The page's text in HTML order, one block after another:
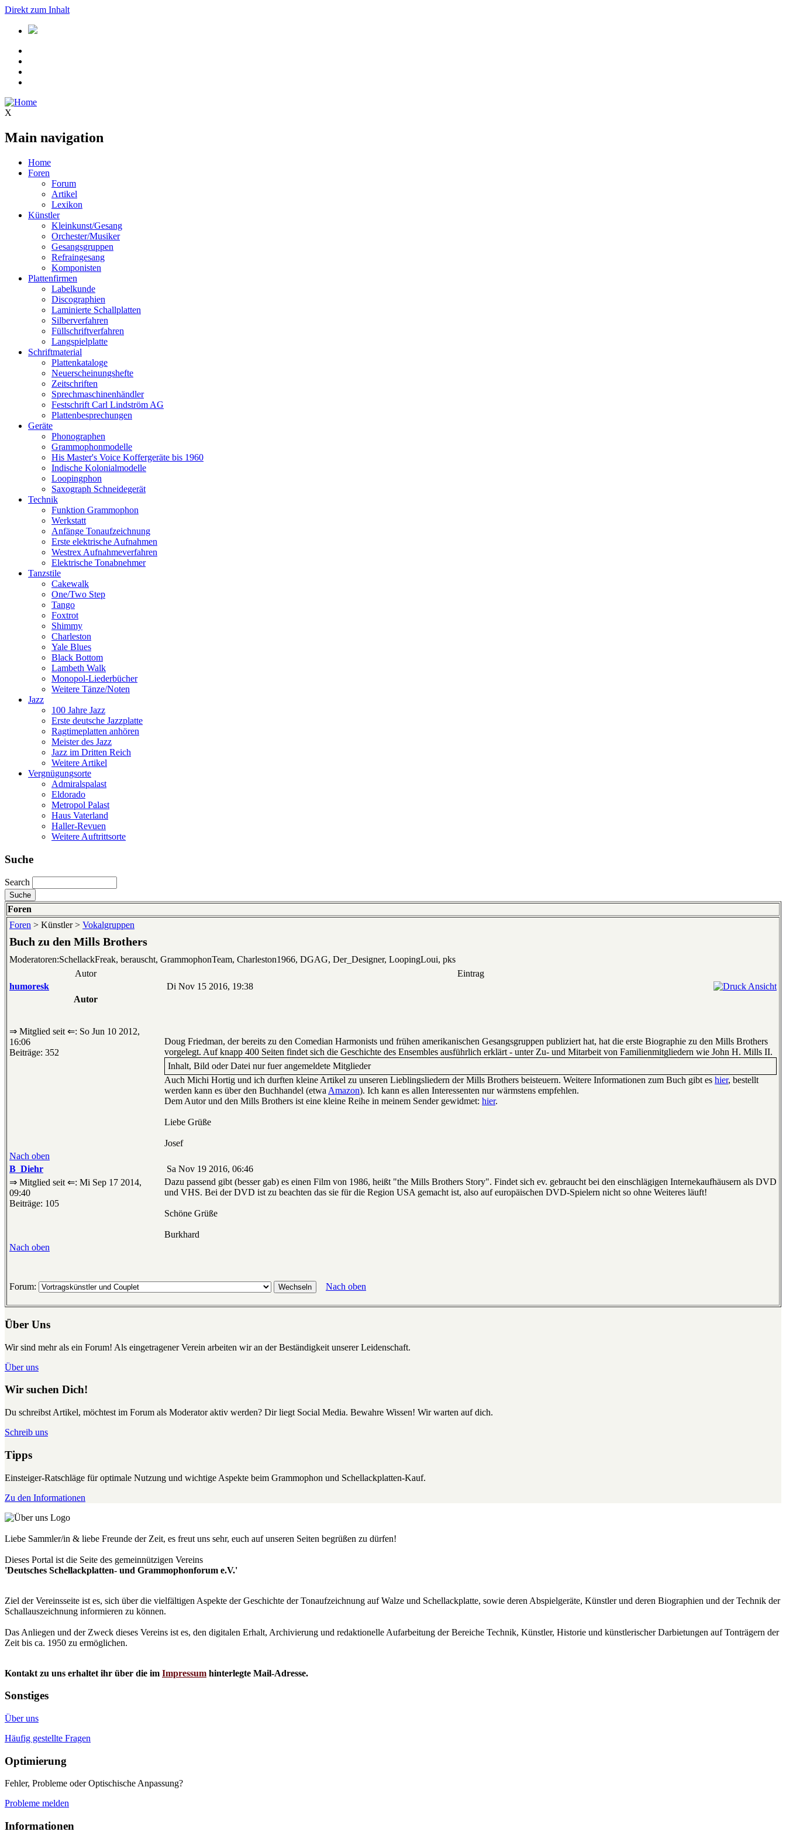
Direkt zum Inhalt
X
Main navigation
Home
Foren
Forum
Artikel
Lexikon
Künstler
Kleinkunst/Gesang
Orchester/Musiker
Gesangsgruppen
Refraingesang
Komponisten
Plattenfirmen
Labelkunde
Discographien
Laminierte Schallplatten
Silberverfahren
Füllschriftverfahren
Langspielplatte
Schriftmaterial
Plattenkataloge
Neuerscheinungshefte
Zeitschriften
Sprechmaschinenhändler
Festschrift Carl Lindström AG
Plattenbesprechungen
Geräte
Phonographen
Grammophonmodelle
His Master's Voice Koffergeräte bis 1960
Indische Kolonialmodelle
Loopingphon
Saxograph Schneidegerät
Technik
Funktion Grammophon
Werkstatt
Anfänge Tonaufzeichnung
Erste elektrische Aufnahmen
Westrex Aufnahmeverfahren
Elektrische Tonabnehmer
Tanzstile
Cakewalk
One/Two Step
Tango
Foxtrot
Shimmy
Charleston
Yale Blues
Black Bottom
Lambeth Walk
Monopol-Liederbücher
Weitere Tänze/Noten
Jazz
100 Jahre Jazz
Erste deutsche Jazzplatte
Ragtimeplatten anhören
Meister des Jazz
Jazz im Dritten Reich
Weitere Artikel
Vergnügungsorte
Admiralspalast
Eldorado
Metropol Palast
Haus Vaterland
Haller-Revuen
Weitere Auftrittsorte
Suche
Search
Foren
Foren > Künstler > Vokalgruppen
Buch zu den Mills Brothers
Moderatoren:SchellackFreak, berauscht, GrammophonTeam, Charleston1966, DGAG, Der_Designer, LoopingLoui, pks
Autor
Eintrag
humoresk
Di Nov 15 2016, 19:38
Autor
⇒ Mitglied seit ⇐: So Jun 10 2012,
16:06
Beiträge: 352
Doug Friedman, der bereits zu den Comedian Harmonists und frühen amerikanischen Gesangsgruppen publiziert hat, hat die erste Biographie zu den Mills Brothers
vorgelegt. Auf knapp 400 Seiten findet sich die Geschichte des Ensembles ausführlich erklärt - unter Zu- und Mitarbeit von Familienmitgliedern wie John H. Mills II.
Inhalt, Bild oder Datei nur fuer angemeldete Mitglieder
Auch Michi Hortig und ich durften kleine Artikel zu unseren Lieblingsliedern der Mills Brothers beisteuern. Weitere Informationen zum Buch gibt es hier, bestellt
werden kann es über den Buchhandel (etwa Amazon). Ich kann es allen Interessenten nur wärmstens empfehlen.
Dem Autor und den Mills Brothers ist eine kleine Reihe in meinem Sender gewidmet: hier.
Liebe Grüße
Josef
Nach oben
B_Diehr
Sa Nov 19 2016, 06:46
⇒ Mitglied seit ⇐: Mi Sep 17 2014,
09:40
Beiträge: 105
Dazu passend gibt (besser gab) es einen Film von 1986, heißt "the Mills Brothers Story". Findet sich ev. gebraucht bei den einschlägigen Internekaufhäusern als DVD
und VHS. Bei der DVD ist zu beachten das sie für die Region USA gemacht ist, also auf europäischen DVD-Spielern nicht so ohne Weiteres läuft!
Schöne Grüße
Burkhard
Nach oben
Forum: Nach oben
Über Uns
Wir sind mehr als ein Forum! Als eingetragener Verein arbeiten wir an der Beständigkeit unserer Leidenschaft.
Über uns
Wir suchen Dich!
Du schreibst Artikel, möchtest im Forum als Moderator aktiv werden? Dir liegt Social Media. Bewahre Wissen! Wir warten auf dich.
Schreib uns
Tipps
Einsteiger-Ratschläge für optimale Nutzung und wichtige Aspekte beim Grammophon und Schellackplatten-Kauf.
Zu den Informationen
Liebe Sammler/in & liebe Freunde der Zeit, es freut uns sehr, euch auf unseren Seiten begrüßen zu dürfen!
Dieses Portal ist die Seite des gemeinnützigen Vereins
'Deutsches Schellackplatten- und Grammophonforum e.V.'
Ziel der Vereinsseite ist es, sich über die vielfältigen Aspekte der Geschichte der Tonaufzeichnung auf Walze und Schellackplatte, sowie deren Abspielgeräte, Künstler und deren Biographien und der Technik der
Schallauszeichnung informieren zu können.
Das Anliegen und der Zweck dieses Vereins ist es, den digitalen Erhalt, Archivierung und redaktionelle Aufarbeitung der Bereiche Technik, Künstler, Historie und künstlerischer Darbietungen auf Tonträgern der
Zeit bis ca. 1950 zu ermöglichen.
Kontakt zu uns erhaltet ihr über die im Impressum hinterlegte Mail-Adresse.
Sonstiges
Über uns
Häufig gestellte Fragen
Optimierung
Fehler, Probleme oder Optischische Anpassung?
Probleme melden
Informationen